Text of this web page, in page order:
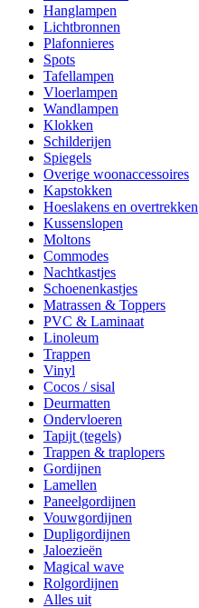
Hanglampen
Lichtbronnen
Plafonnieres
Spots
Tafellampen
Vloerlampen
Wandlampen
Klokken
Schilderijen
Spiegels
Overige woonaccessoires
Kapstokken
Hoeslakens en overtrekken
Kussenslopen
Moltons
Commodes
Nachtkastjes
Schoenenkastjes
Matrassen & Toppers
PVC & Laminaat
Linoleum
Trappen
Vinyl
Cocos / sisal
Deurmatten
Ondervloeren
Tapijt (tegels)
Trappen & traplopers
Gordijnen
Lamellen
Paneelgordijnen
Vouwgordijnen
Dupligordijnen
Jaloezieën
Magical wave
Rolgordijnen
Alles uit